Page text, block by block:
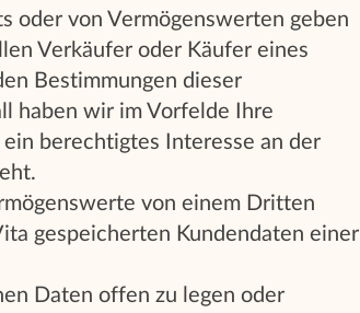
oder von Vermögenswerten geben
Verkäufer oder Käufer eines
Bestimmungen dieser
haben wir im Vorfelde Ihre
berechtigtes Interesse an der
von einem Dritten
gespeicherten Kundendaten einer
Daten offen zu legen oder